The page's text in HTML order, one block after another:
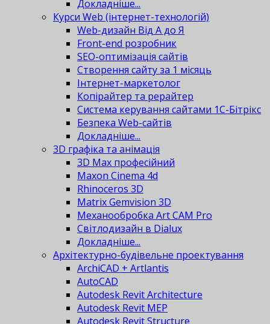
Докладніше...
Курси Web (інтернет-технологій)
Web-дизайн Від А до Я
Front-end розробник
SEO-оптимізація сайтів
Створення сайту за 1 місяць
Інтернет-маркетолог
Копірайтер та рерайтер
Система керування сайтами 1С-Бітрікс
Безпека Web-сайтів
Докладніше...
3D графіка та анімація
3D Max професійний
Maxon Cinema 4d
Rhinoceros 3D
Matrix Gemvision 3D
Механообробка Art CAM Pro
Світлодизайн в Dialux
Докладніше...
Архітектурно-будівельне проектування
ArchiCAD + Artlantis
AutoCAD
Autodesk Revit Architecture
Autodesk Revit MEP
Autodesk Revit Structure